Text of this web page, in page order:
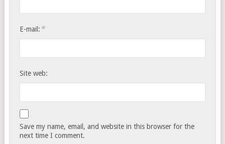
E-mail: *
Site web:
Save my name, email, and website in this browser for the
next time I comment.